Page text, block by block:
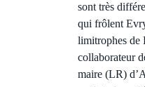
sont très
qui frôlent
limitrophes de
collaborateur
maire (LR)